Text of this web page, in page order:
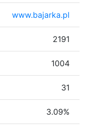
www.bajarka.pl
2191
1004
31
3.09%